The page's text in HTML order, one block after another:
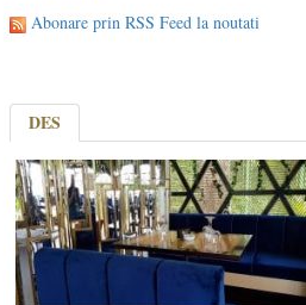
Abonare prin RSS Feed la noutati
DES